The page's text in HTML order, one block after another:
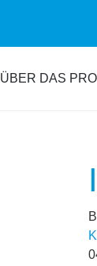
ÜBER DAS